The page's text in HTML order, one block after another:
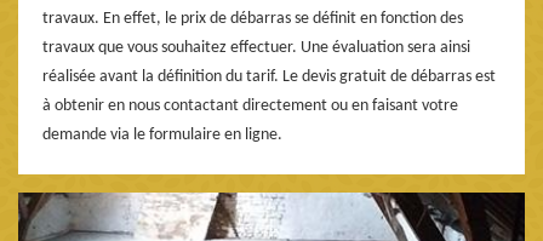
travaux. En effet, le prix de débarras se définit en fonction des
travaux que vous souhaitez effectuer. Une évaluation sera ainsi
réalisée avant la définition du tarif. Le devis gratuit de débarras est
à obtenir en nous contactant directement ou en faisant votre
demande via le formulaire en ligne.